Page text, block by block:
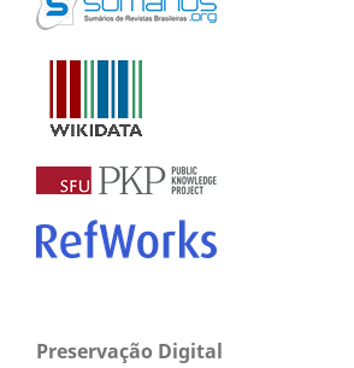
Preservação Digital